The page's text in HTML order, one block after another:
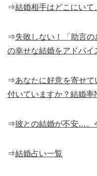
⇒結婚相手はどこにいて
⇒失敗しない！「助言
の幸せな結婚をアドバイ
⇒あなたに好意を寄せ
付いていますか？結婚
⇒彼との結婚が不安…。
⇒結婚占い一覧